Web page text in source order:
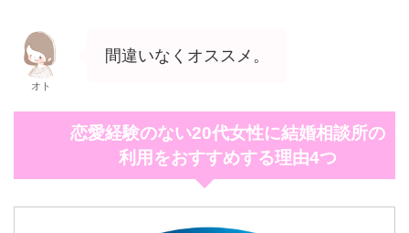
オト
間違いなくオススメ。
恋愛経験のない20代女性に結婚相談所の
利用をおすすめする理由4つ